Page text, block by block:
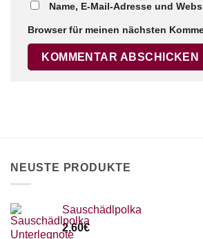
Name, E-Mail-Adresse und
Browser für meinen nächsten
NEUSTE PRODUKTE
Sauschädlpolka
2,60€